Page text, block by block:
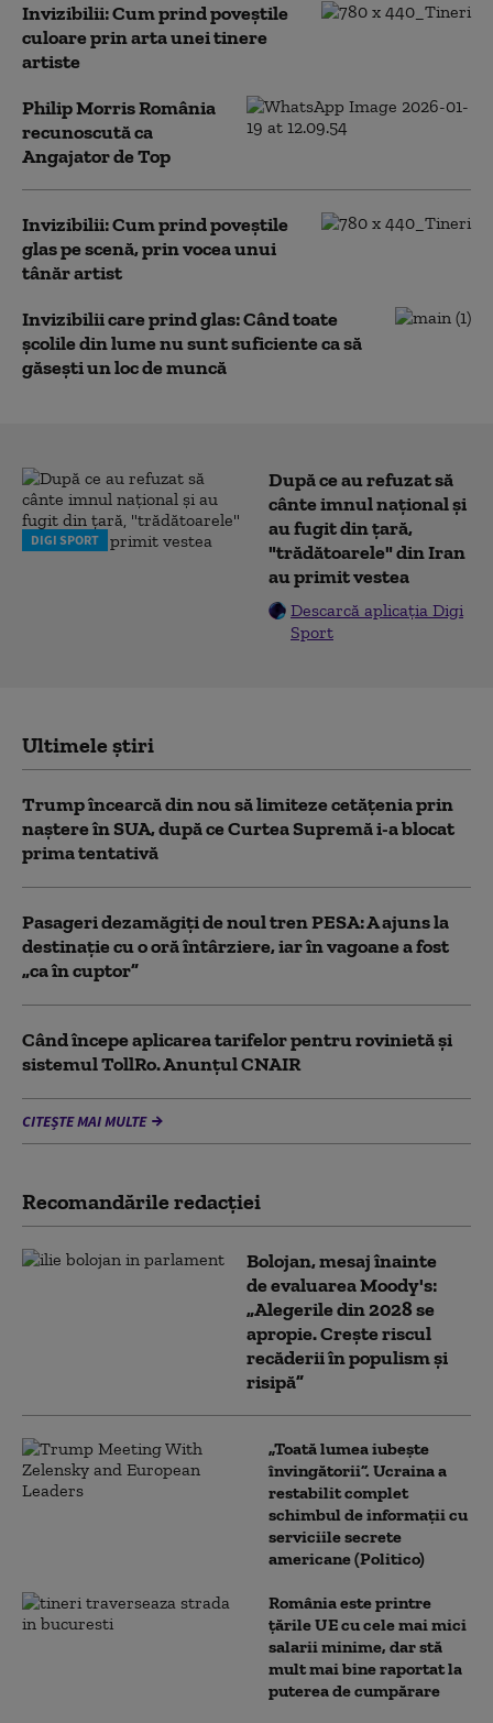
Invizibilii: Cum prind poveștile
culoare prin arta unei tinere
artiste
Philip Morris România
recunoscută ca
Angajator de Top
Invizibilii: Cum prind poveștile
glas pe scenă, prin vocea unui
tânăr artist
Invizibilii care prind glas: Când toate
școlile din lume nu sunt suficiente ca să
găsești un loc de muncă
DIGI SPORT
După ce au refuzat să
cânte imnul naţional şi
au fugit din ţară,
"trădătoarele" din Iran
au primit vestea
Descarcă aplicația Digi
Sport
Ultimele știri
Trump încearcă din nou să limiteze cetățenia prin
naștere în SUA, după ce Curtea Supremă i-a blocat
prima tentativă
Pasageri dezamăgiți de noul tren PESA: A ajuns la
destinație cu o oră întârziere, iar în vagoane a fost
„ca în cuptor”
Când începe aplicarea tarifelor pentru rovinietă şi
sistemul TollRo. Anunțul CNAIR
CITEȘTE MAI MULTE
Recomandările redacţiei
Bolojan, mesaj înainte
de evaluarea Moody's:
„Alegerile din 2028 se
apropie. Crește riscul
recăderii în populism și
risipă”
„Toată lumea iubește
învingătorii”. Ucraina a
restabilit complet
schimbul de informații cu
serviciile secrete
americane (Politico)
România este printre
țările UE cu cele mai mici
salarii minime, dar stă
mult mai bine raportat la
puterea de cumpărare